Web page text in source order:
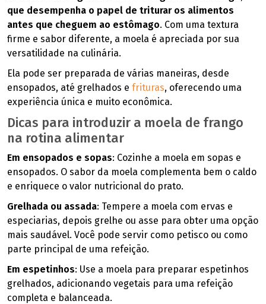
que desempenha o papel de triturar os alimentos
antes que cheguem ao estômago. Com uma textura
firme e sabor diferente, a moela é apreciada por sua
versatilidade na culinária.
Ela pode ser preparada de várias maneiras, desde
ensopados, até grelhados e frituras, oferecendo uma
experiência única e muito econômica.
Dicas para introduzir a moela de frango
na rotina alimentar
Em ensopados e sopas: Cozinhe a moela em sopas e
ensopados. O sabor da moela complementa bem o caldo
e enriquece o valor nutricional do prato.
Grelhada ou assada: Tempere a moela com ervas e
especiarias, depois grelhe ou asse para obter uma opção
mais saudável. Você pode servir como petisco ou como
parte principal de uma refeição.
Em espetinhos: Use a moela para preparar espetinhos
grelhados, adicionando vegetais para uma refeição
completa e balanceada.